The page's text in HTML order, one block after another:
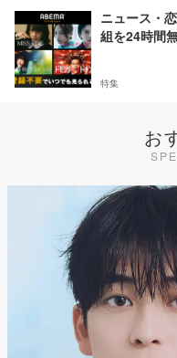
ニュース・
組を24時間
特集
お